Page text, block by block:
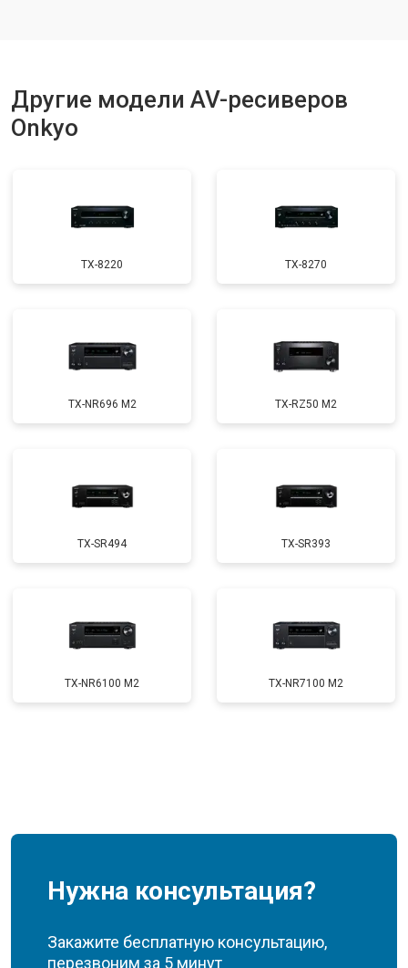
Другие модели AV-ресиверов
Onkyo
TX-8220 TX-8270
TX-NR696 M2 TX-RZ50 M2
TX-SR494 TX-SR393
TX-NR6100 M2 TX-NR7100 M2
Нужна консультация?
Закажите бесплатную консультацию,
перезвоним за 5 минут